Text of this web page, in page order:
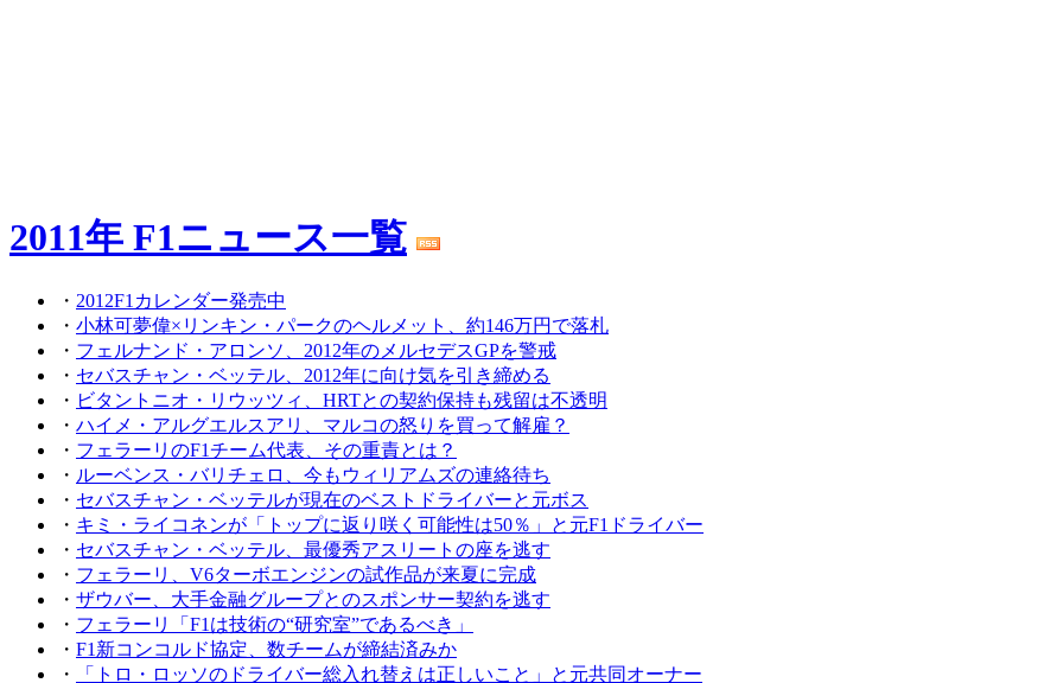
2011年 F1ニュース一覧
・ 2012F1カレンダー発売中
・ 小林可夢偉×リンキン・パークのヘルメット、約146万円で落札
・ フェルナンド・アロンソ、2012年のメルセデスGPを警戒
・ セバスチャン・ベッテル、2012年に向け気を引き締める
・ ビタントニオ・リウッツィ、HRTとの契約保持も残留は不透明
・ ハイメ・アルグエルスアリ、マルコの怒りを買って解雇？
・ フェラーリのF1チーム代表、その重責とは？
・ ルーベンス・バリチェロ、今もウィリアムズの連絡待ち
・ セバスチャン・ベッテルが現在のベストドライバーと元ボス
・ キミ・ライコネンが「トップに返り咲く可能性は50％」と元F1ドライバー
・ セバスチャン・ベッテル、最優秀アスリートの座を逃す
・ フェラーリ、V6ターボエンジンの試作品が来夏に完成
・ ザウバー、大手金融グループとのスポンサー契約を逃す
・ フェラーリ「F1は技術の“研究室”であるべき」
・ F1新コンコルド協定、数チームが締結済みか
・
「トロ・ロッソのドライバー総入れ替えは正しいこと」と元共同オーナー